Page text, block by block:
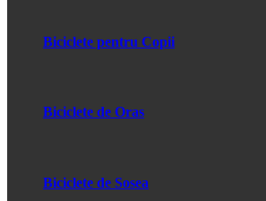
Biciclete pentru Copii
Biciclete de Oras
Biciclete de Sosea